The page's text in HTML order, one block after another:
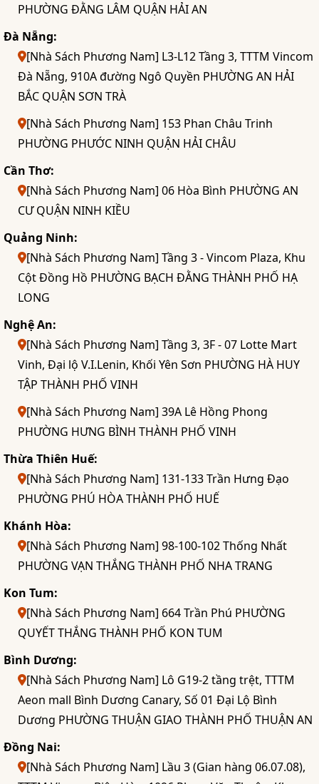
PHƯỜNG ĐẰNG LÂM QUẬN HẢI AN
Đà Nẵng:
[Nhà Sách Phương Nam] L3-L12 Tầng 3, TTTM Vincom
Đà Nẵng, 910A đường Ngô Quyền PHƯỜNG AN HẢI
BẮC QUẬN SƠN TRÀ
[Nhà Sách Phương Nam] 153 Phan Châu Trinh
PHƯỜNG PHƯỚC NINH QUẬN HẢI CHÂU
Cần Thơ:
[Nhà Sách Phương Nam] 06 Hòa Bình PHƯỜNG AN
CƯ QUẬN NINH KIỀU
Quảng Ninh:
[Nhà Sách Phương Nam] Tầng 3 - Vincom Plaza, Khu
Cột Đồng Hồ PHƯỜNG BẠCH ĐẰNG THÀNH PHỐ HẠ
LONG
Nghệ An:
[Nhà Sách Phương Nam] Tầng 3, 3F - 07 Lotte Mart
Vinh, Đại lộ V.I.Lenin, Khối Yên Sơn PHƯỜNG HÀ HUY
TẬP THÀNH PHỐ VINH
[Nhà Sách Phương Nam] 39A Lê Hồng Phong
PHƯỜNG HƯNG BÌNH THÀNH PHỐ VINH
Thừa Thiên Huế:
[Nhà Sách Phương Nam] 131-133 Trần Hưng Đạo
PHƯỜNG PHÚ HÒA THÀNH PHỐ HUẾ
Khánh Hòa:
[Nhà Sách Phương Nam] 98-100-102 Thống Nhất
PHƯỜNG VẠN THẮNG THÀNH PHỐ NHA TRANG
Kon Tum:
[Nhà Sách Phương Nam] 664 Trần Phú PHƯỜNG
QUYẾT THẮNG THÀNH PHỐ KON TUM
Bình Dương:
[Nhà Sách Phương Nam] Lô G19-2 tầng trệt, TTTM
Aeon mall Bình Dương Canary, Số 01 Đại Lộ Bình
Dương PHƯỜNG THUẬN GIAO THÀNH PHỐ THUẬN AN
Đồng Nai:
[Nhà Sách Phương Nam] Lầu 3 (Gian hàng 06.07.08),